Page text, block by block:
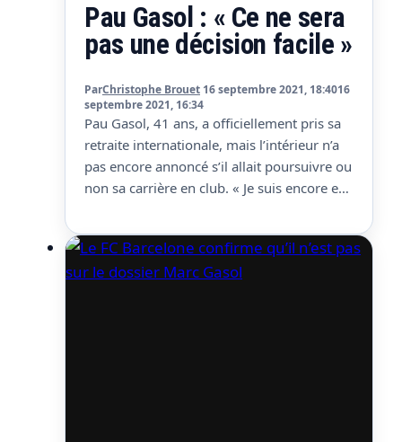
Pau Gasol : « Ce ne sera
pas une décision facile »
ParChristophe Brouet 16 septembre 2021, 18:4016
septembre 2021, 16:34
Pau Gasol, 41 ans, a officiellement pris sa
retraite internationale, mais l’intérieur n’a
pas encore annoncé s’il allait poursuivre ou
non sa carrière en club. « Je suis encore en
continuer ou non. Ce ne sera pas une
décision facile à prendre et quand je le
saurai, je…